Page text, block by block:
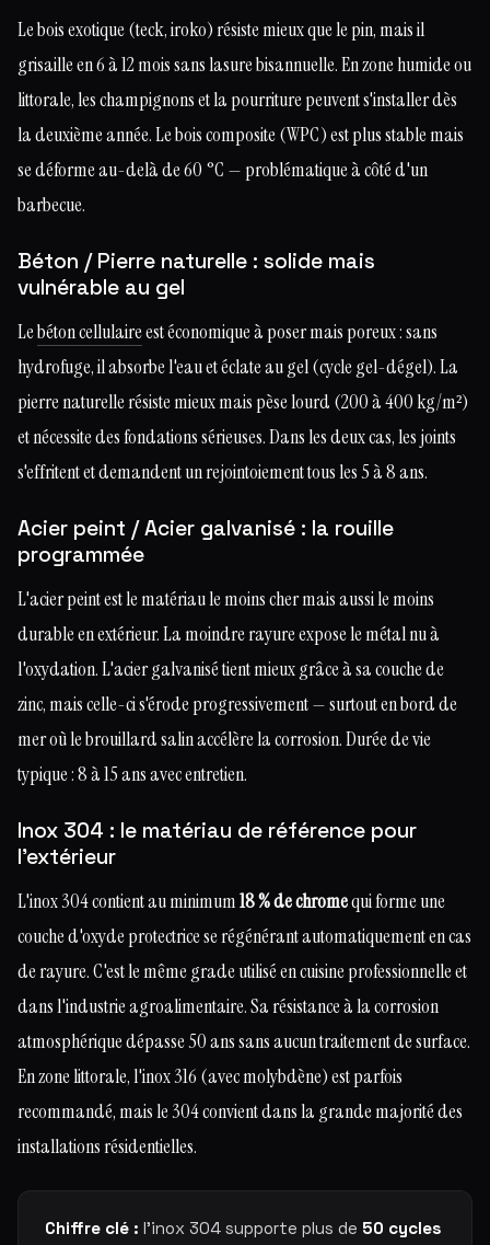
Le bois exotique (teck, iroko) résiste mieux que le pin, mais il
grisaille en 6 à 12 mois sans lasure bisannuelle. En zone humide ou
littorale, les champignons et la pourriture peuvent s'installer dès
la deuxième année. Le bois composite (WPC) est plus stable mais
se déforme au-delà de 60 °C — problématique à côté d'un
barbecue.
Béton / Pierre naturelle : solide mais
vulnérable au gel
Lebéton cellulaireest économique à poser mais poreux : sans
hydrofuge, il absorbe l'eau et éclate au gel (cycle gel-dégel). La
pierre naturelle résiste mieux mais pèse lourd (200 à 400 kg/m²)
et nécessite des fondations sérieuses. Dans les deux cas, les joints
s'effritent et demandent un rejointoiement tous les 5 à 8 ans.
Acier peint / Acier galvanisé : la rouille
programmée
L'acier peint est le matériau le moins cher mais aussi le moins
durable en extérieur. La moindre rayure expose le métal nu à
l'oxydation. L'acier galvanisé tient mieux grâce à sa couche de
zinc, mais celle-ci s'érode progressivement — surtout en bord de
mer où le brouillard salin accélère la corrosion. Durée de vie
typique : 8 à 15 ans avec entretien.
Inox 304 : le matériau de référence pour
l'extérieur
L'inox 304 contient au minimum18 % de chromequi forme une
couche d'oxyde protectrice se régénérant automatiquement en cas
de rayure. C'est le même grade utilisé en cuisine professionnelle et
dans l'industrie agroalimentaire. Sa résistance à la corrosion
atmosphérique dépasse 50 ans sans aucun traitement de surface.
En zone littorale, l'inox 316 (avec molybdène) est parfois
recommandé, mais le 304 convient dans la grande majorité des
installations résidentielles.
Chiffre clé : l'inox 304 supporte plus de 50 cycles